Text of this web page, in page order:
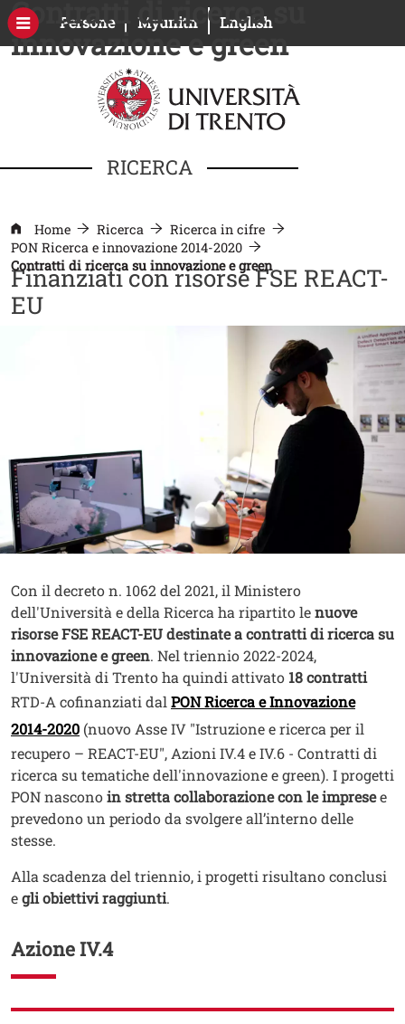
Salta al contenuto principale
PersoneApri il link in una nuova finestra
MyunitnApri il link in una nuova
English
RICERCA
Home Ricerca
Ricerca in cifre
PON Ricerca e innovazione 2014-2020
Contratti di ricerca su innovazione e green
Contratti di ricerca su
innovazione e green
Finanziati con risorse FSE REACT-
EU
Contenuto
Testo
Con il decreto n. 1062 del 2021, il Ministero
dell'Università e della Ricerca ha ripartito lenuove
risorse FSE REACT-EU destinate a contratti di ricerca su
innovazione e green. Nel triennio 2022-2024,
l'Università di Trento ha quindi attivato 18 contratti
RTD-A cofinanziati dal PON Ricerca e Innovazione
2014-2020 (nuovo Asse IV "Istruzione e ricerca per il
recupero – REACT-EU", Azioni IV.4 e IV.6 - Contratti di
ricerca su tematiche dell'innovazione e green). I progetti
PON nasconoin stretta collaborazione con le impresee
prevedono un periodo da svolgere all’interno delle
stesse.
Alla scadenza del triennio, i progetti risultano conclusi
egli obiettivi raggiunti.
Azione IV.4